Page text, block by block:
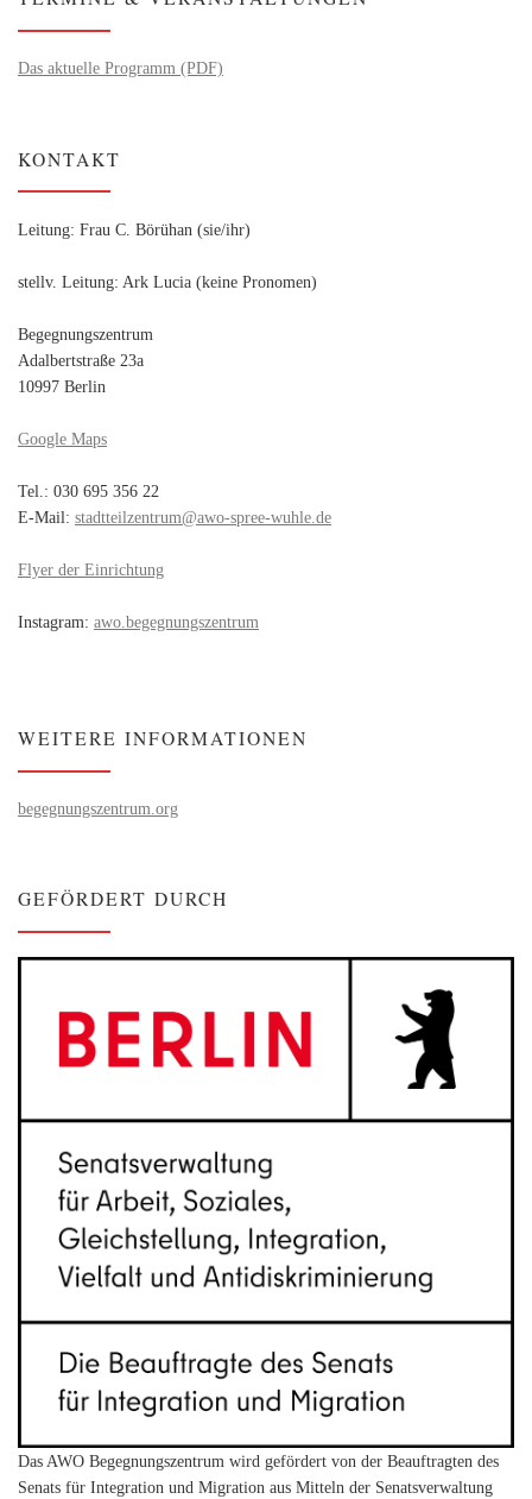
Das aktuelle Programm (PDF)
KONTAKT
Leitung: Frau C. Börühan (sie/ihr)
stellv. Leitung: Ark Lucia (keine Pronomen)
Begegnungszentrum
Adalbertstraße 23a
10997 Berlin
Google Maps
Tel.: 030 695 356 22
E-Mail: stadtteilzentrum@awo-spree-wuhle.de
Flyer der Einrichtung
Instagram: awo.begegnungszentrum
WEITERE INFORMATIONEN
begegnungszentrum.org
GEFÖRDERT DURCH
Das AWO Begegnungszentrum wird gefördert von der Beauftragten des
Senats für Integration und Migration aus Mitteln der Senatsverwaltung